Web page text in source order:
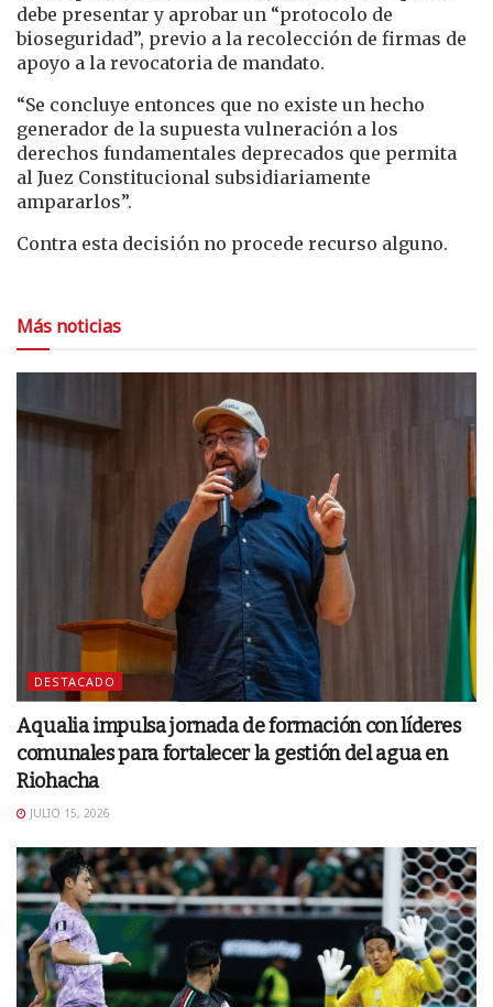
debe presentar y aprobar un “protocolo de
bioseguridad”, previo a la recolección de firmas de
apoyo a la revocatoria de mandato.
“Se concluye entonces que no existe un hecho
generador de la supuesta vulneración a los
derechos fundamentales deprecados que permita
al Juez Constitucional subsidiariamente
ampararlos”.
Contra esta decisión no procede recurso alguno.
Más noticias
DESTACADO
Aqualia impulsa jornada de formación con líderes
comunales para fortalecer la gestión del agua en
Riohacha
JULIO 15, 2026